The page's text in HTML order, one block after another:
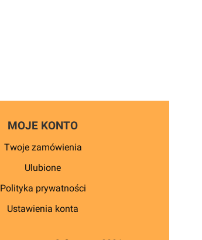
MOJE KONTO
Twoje zamówienia
Ulubione
Polityka prywatności
Ustawienia konta